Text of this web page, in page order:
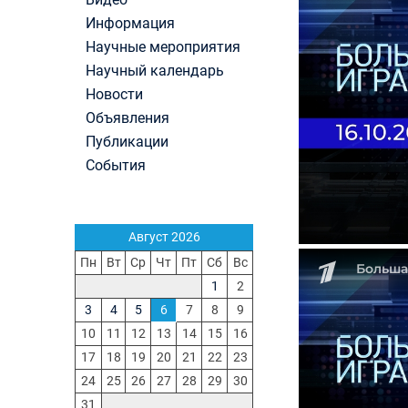
Вниманию абитуриентов бакалавриата!
онлайн-запись на заключение договора на
обучение
Вячеслав Никонов в программе «Большая
Первый канал, 23.07.2026. Часть 1-2
In Memoriam. Муза Аркадьевна Сажина
— 04.08.2026)
Вячеслав Никонов в программе «Большая
— Первый канал, 04.08.2026. Часть 1-3
Информация
Научные мероприятия
Научный календарь
Новости
Объявления
Публикации
События
Август 2026
Пн
Вт Ср Чт Пт Сб
Вс
1
2
3
4 5 6 7 8
9
10
11 12 13 14 15
16
17
18 19 20 21 22
23
24
25 26 27 28 29
30
31